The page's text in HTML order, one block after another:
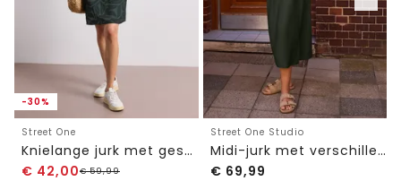
-30%
Street One
Knielange jurk met gespleten hals en print
€ 42,00€59,99
Street One Studio
Midi-jurk met verschillende texturen en ronde hals
€ 69,99